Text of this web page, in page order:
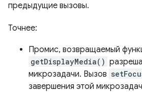
предыдущие вызовы.
Точнее:
Промис, возвращаемый
getDisplayMedia()
микрозадачи. Вызов
завершения этой